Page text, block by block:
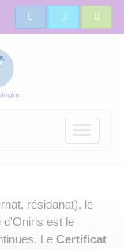
résidanat), le
d'Oniris est le
Le Certificat